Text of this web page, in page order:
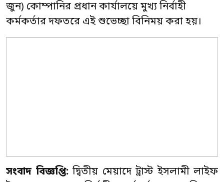
জুন) কোম্পানির প্রধান কার্যালয়ে মুখ্য নির্বাহী
কর্মকর্তার দফতরে এই শুভেচ্ছা বিনিময় করা হয়।
সংবাদ বিজ্ঞপ্তি:দ্বিতীয় মেয়াদে ট্রাস্ট ইসলামী লাইফ